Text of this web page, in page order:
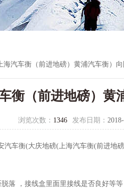
海汽车衡（前进地磅）黄浦汽车衡）
衡（前进地磅）黄
浏览次数： 1346 发布日期：
车衡(大庆地磅(上海汽车衡(前进地
落 ，接线盒里面里接线是否良好等